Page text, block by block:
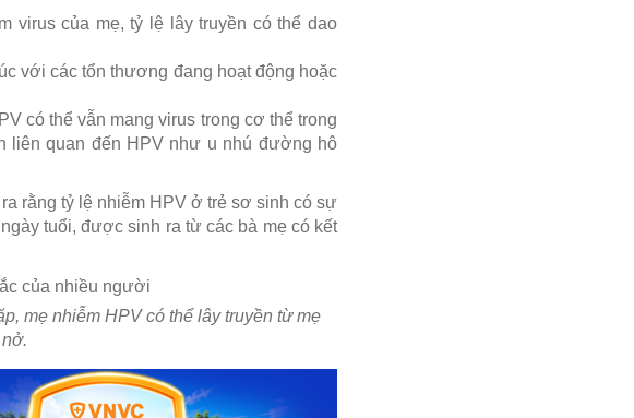
virus của mẹ, tỷ lệ lây truyền có thể dao
với các tổn thương đang hoạt động hoặc
có thể vẫn mang virus trong cơ thể trong
liên quan đến HPV như u nhú đường hô
rằng tỷ lệ nhiễm HPV ở trẻ sơ sinh có sự
tuổi, được sinh ra từ các bà mẹ có kết
mẹ nhiễm HPV có thể lây truyền từ mẹ